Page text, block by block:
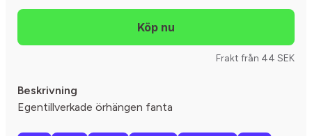
Frakt från 44 SEK
Beskrivning
Egentillverkade örhängen fanta